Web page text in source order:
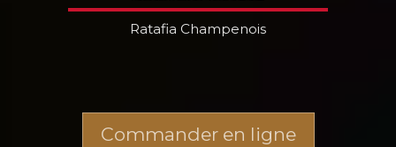
Ratafia Champenois
Commander en ligne